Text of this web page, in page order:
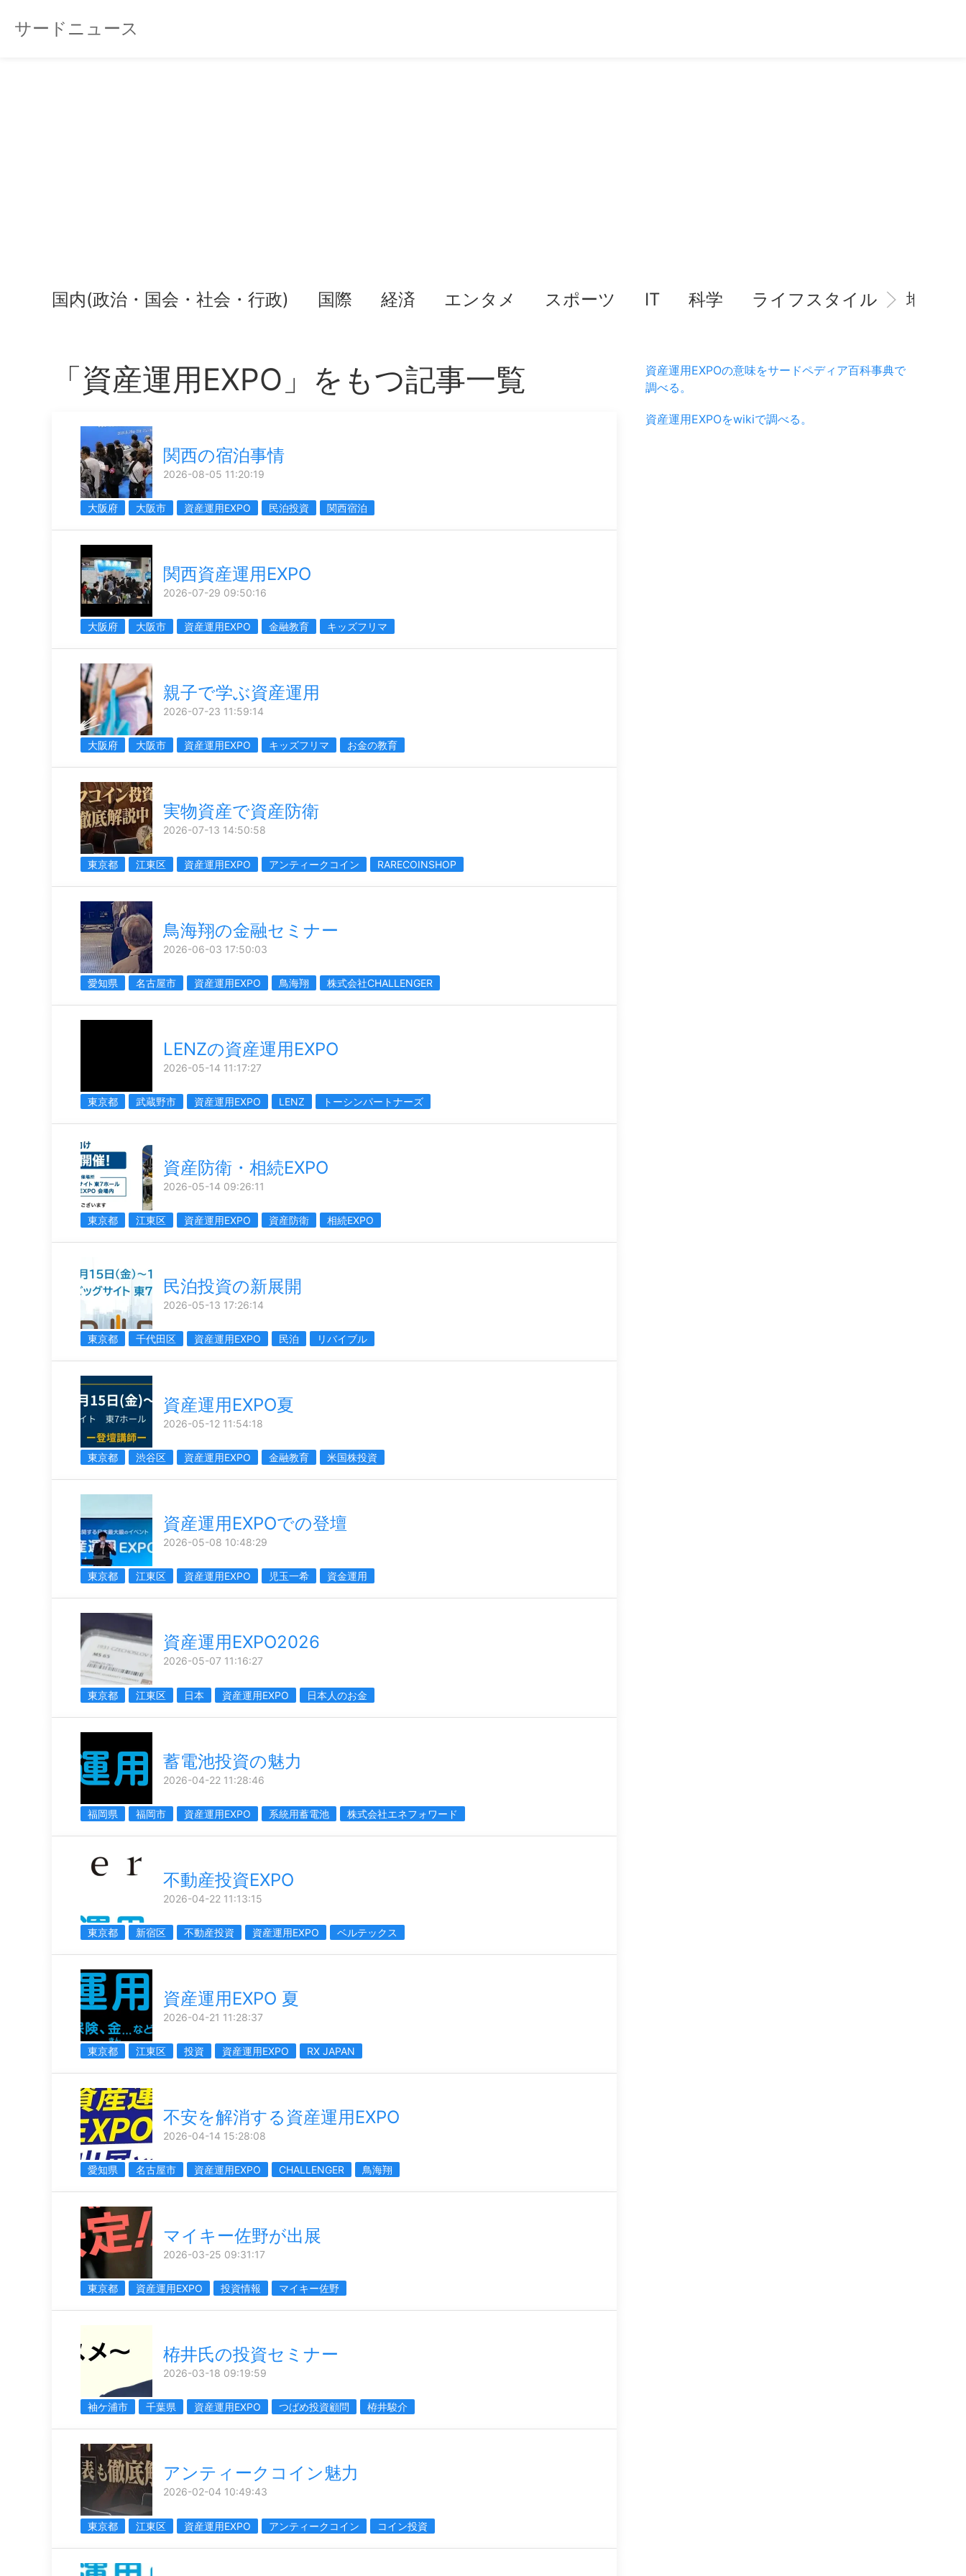
サードニュース
国内(政治・国会・社会・行政) 国際 経済 エンタメ スポーツ IT 科学 ライフスタイル 地域情
「資産運用EXPO」をもつ記事一覧
関西の宿泊事情
2026-08-05 11:20:19
大阪府 大阪市 資産運用EXPO 民泊投資 関西宿泊
関西資産運用EXPO
2026-07-29 09:50:16
大阪府 大阪市 資産運用EXPO 金融教育 キッズフリマ
親子で学ぶ資産運用
2026-07-23 11:59:14
大阪府 大阪市 資産運用EXPO キッズフリマ お金の教育
実物資産で資産防衛
2026-07-13 14:50:58
東京都 江東区 資産運用EXPO アンティークコイン RARECOINSHOP
鳥海翔の金融セミナー
2026-06-03 17:50:03
愛知県 名古屋市 資産運用EXPO 鳥海翔 株式会社CHALLENGER
LENZの資産運用EXPO
2026-05-14 11:17:27
東京都 武蔵野市 資産運用EXPO LENZ トーシンパートナーズ
資産防衛・相続EXPO
2026-05-14 09:26:11
東京都 江東区 資産運用EXPO 資産防衛 相続EXPO
民泊投資の新展開
2026-05-13 17:26:14
東京都 千代田区 資産運用EXPO 民泊 リバイブル
資産運用EXPO夏
2026-05-12 11:54:18
東京都 渋谷区 資産運用EXPO 金融教育 米国株投資
資産運用EXPOでの登壇
2026-05-08 10:48:29
東京都 江東区 資産運用EXPO 児玉一希 資金運用
資産運用EXPO2026
2026-05-07 11:16:27
東京都 江東区 日本 資産運用EXPO 日本人のお金
蓄電池投資の魅力
2026-04-22 11:28:46
福岡県 福岡市 資産運用EXPO 系統用蓄電池 株式会社エネフォワード
不動産投資EXPO
2026-04-22 11:13:15
東京都 新宿区 不動産投資 資産運用EXPO ベルテックス
資産運用EXPO 夏
2026-04-21 11:28:37
東京都 江東区 投資 資産運用EXPO RX JAPAN
不安を解消する資産運用EXPO
2026-04-14 15:28:08
愛知県 名古屋市 資産運用EXPO CHALLENGER 鳥海翔
マイキー佐野が出展
2026-03-25 09:31:17
東京都 資産運用EXPO 投資情報 マイキー佐野
栫井氏の投資セミナー
2026-03-18 09:19:59
袖ケ浦市 千葉県 資産運用EXPO つばめ投資顧問 栫井駿介
アンティークコイン魅力
2026-02-04 10:49:43
東京都 江東区 資産運用EXPO アンティークコイン コイン投資
資産運用EXPOの意味をサードペディア百科事典で
調べる。
資産運用EXPOをwikiで調べる。